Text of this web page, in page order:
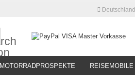
Deutschland
MOTORRADPROSPEKTE REISEMOBILE